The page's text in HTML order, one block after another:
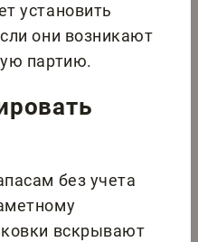
установить
они возникают
партию.
без учета
вскрывают